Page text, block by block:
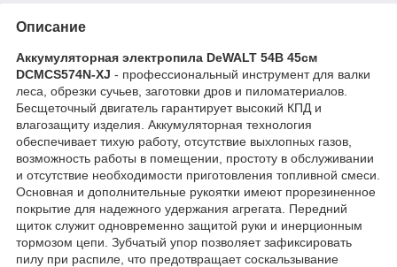
Описание
Аккумуляторная электропила DeWALT 54В 45см
DCMCS574N-XJ - профессиональный инструмент для валки
леса, обрезки сучьев, заготовки дров и пиломатериалов.
Бесщеточный двигатель гарантирует высокий КПД и
влагозащиту изделия. Аккумуляторная технология
обеспечивает тихую работу, отсутствие выхлопных газов,
возможность работы в помещении, простоту в обслуживании
и отсутствие необходимости приготовления топливной смеси.
Основная и дополнительные рукоятки имеют прорезиненное
покрытие для надежного удержания агрегата. Передний
щиток служит одновременно защитой руки и инерционным
тормозом цепи. Зубчатый упор позволяет зафиксировать
пилу при распиле, что предотвращает соскальзывание